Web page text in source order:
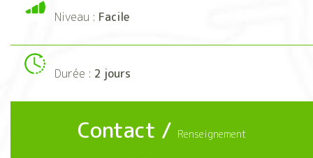
Niveau : Facile
Durée : 2 jours
Contact / Renseignement